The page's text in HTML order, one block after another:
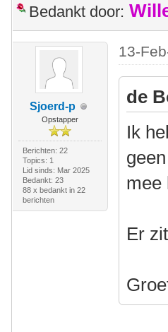
Bedankt door:
Sjoerd-p
Opstapper
Berichten: 22
Topics: 1
Lid sinds: Mar 2025
Bedankt: 23
88 x bedankt in 22
berichten
13-
de
Ik
mee
Er